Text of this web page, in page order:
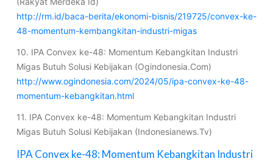
http://rm.id/baca-berita/ekonomi-bisnis/219725/convex-ke-
48-momentum-kembangkitan-industri-migas
10. IPA Convex ke-48: Momentum Kebangkitan Industri
Migas Butuh Solusi Kebijakan (Ogindonesia.Com)
http://www.ogindonesia.com/2024/05/ipa-convex-ke-48-
momentum-kebangkitan.html
11. IPA Convex ke-48: Momentum Kebangkitan Industri
Migas Butuh Solusi Kebijakan (Indonesianews.Tv)
IPA Convex ke-48: Momentum Kebangkitan Industri